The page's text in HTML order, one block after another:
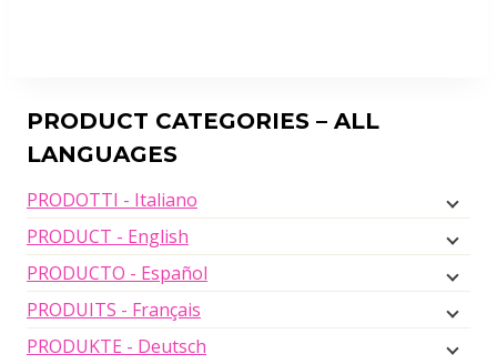
PRODUCT CATEGORIES – ALL
LANGUAGES
PRODOTTI - Italiano
PRODUCT - English
PRODUCTO - Español
PRODUITS - Français
PRODUKTE - Deutsch